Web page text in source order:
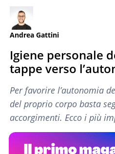
Andrea Gattini
Igiene personale
tappe verso
Per favorire l’autonomia
del proprio corpo basta
accorgimenti. Ecco i più